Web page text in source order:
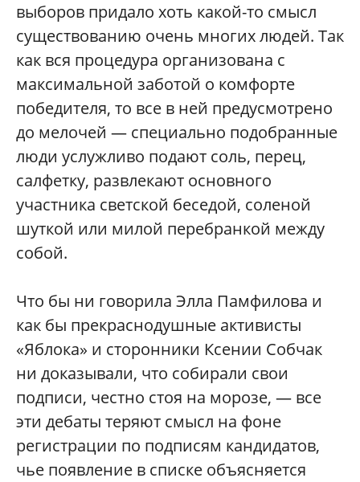
выборов придало хоть какой-то смысл
существованию очень многих людей. Так
как вся процедура организована с
максимальной заботой о комфорте
победителя, то все в ней предусмотрено
до мелочей — специально подобранные
люди услужливо подают соль, перец,
салфетку, развлекают основного
участника светской беседой, соленой
шуткой или милой перебранкой между
собой.
Что бы ни говорила Элла Памфилова и
как бы прекраснодушные активисты
«Яблока» и сторонники Ксении Собчак
ни доказывали, что собирали свои
подписи, честно стоя на морозе, — все
эти дебаты теряют смысл на фоне
регистрации по подписям кандидатов,
чье появление в списке объясняется